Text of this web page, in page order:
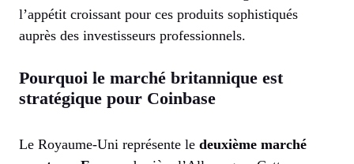
l’appétit croissant pour ces produits sophistiqués
auprès des investisseurs professionnels.
Pourquoi le marché britannique est
stratégique pour Coinbase
Le Royaume-Uni représente le deuxième marché